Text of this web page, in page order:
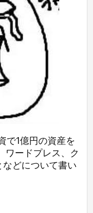
で1億円の資産を
ワードプレス、ク
どについて書い